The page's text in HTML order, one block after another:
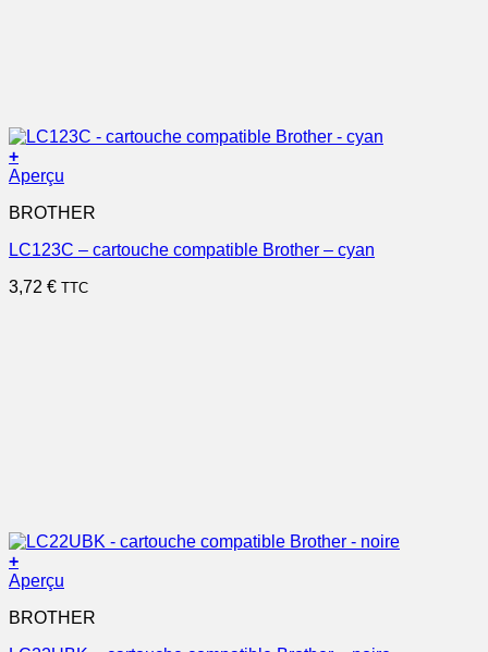
+
Aperçu
BROTHER
LC123C – cartouche compatible Brother – cyan
3,72 € TTC
+
Aperçu
BROTHER